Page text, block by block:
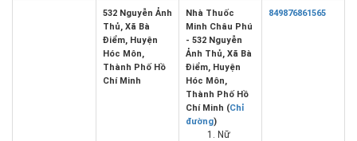
532 Nguyễn Ảnh
Thủ, Xã Bà
Điểm, Huyện
Hóc Môn,
Thành Phố Hồ
Chí Minh
Nhà Thuốc
Minh Châu Phú
- 532 Nguyễn
Ảnh Thủ, Xã Bà
Điểm, Huyện
Hóc Môn,
Thành Phố Hồ
Chí Minh (Chỉ
đường)
Nữ
849876861565